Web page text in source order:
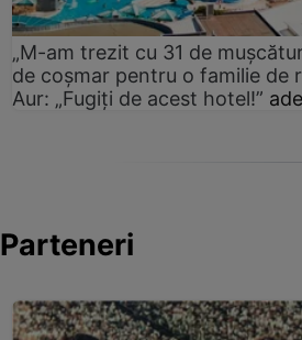
„M-am trezit cu 31 de
de coșmar pentru o familie de
Aur: „Fugiți de acest hotel!”
Parteneri